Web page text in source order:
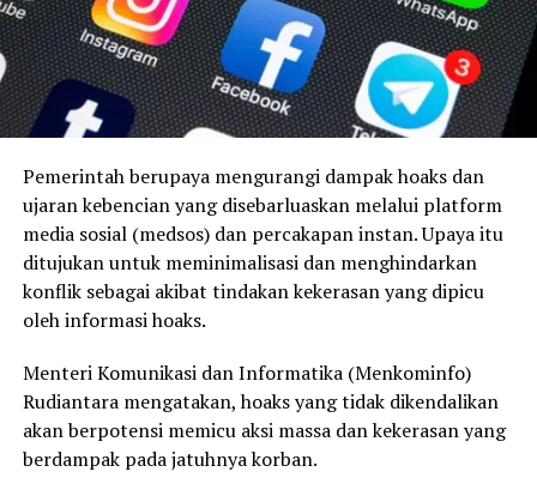
Pemerintah berupaya mengurangi dampak hoaks dan
ujaran kebencian yang disebarluaskan melalui platform
media sosial (medsos) dan percakapan instan. Upaya itu
ditujukan untuk meminimalisasi dan menghindarkan
konflik sebagai akibat tindakan kekerasan yang dipicu
oleh informasi hoaks.
Menteri Komunikasi dan Informatika (Menkominfo)
Rudiantara mengatakan, hoaks yang tidak dikendalikan
akan berpotensi memicu aksi massa dan kekerasan yang
berdampak pada jatuhnya korban.